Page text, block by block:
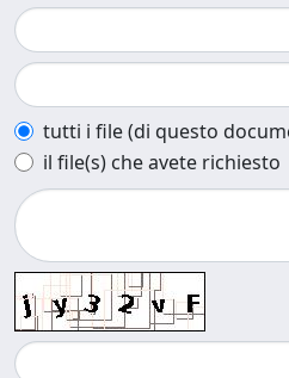
tutti i file (di questo
il file(s) che avete richiesto